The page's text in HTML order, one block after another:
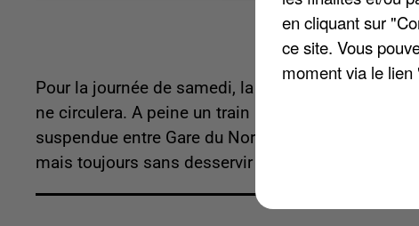
Pour la journée de samedi, la annonce un trafic à
ne circulera. A peine un train par heure sur le RER
suspendue entre Gare du Nord et Gare de Lyon.
mais toujours sans desservir Provins. Les
en cliquant sur
ce site. Vous
moment via le